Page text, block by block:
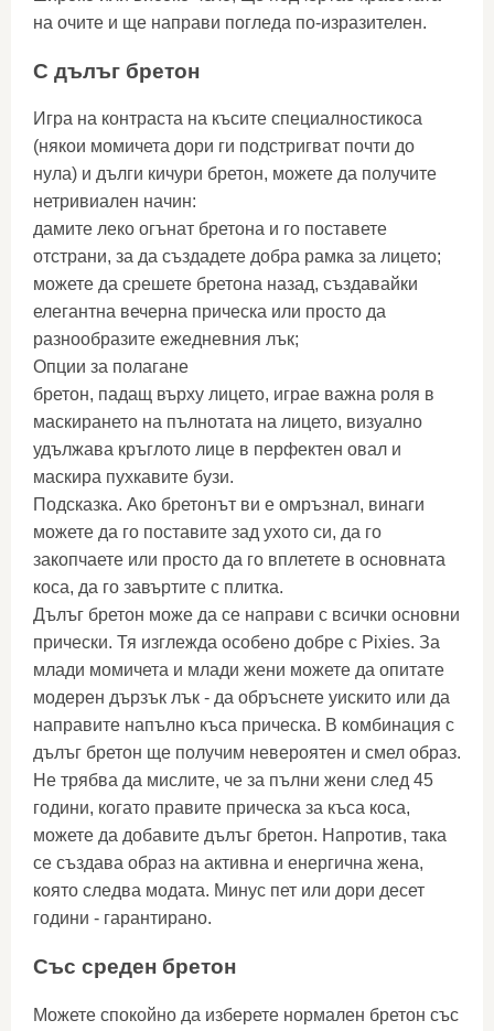
на очите и ще направи погледа по-изразителен.
С дълъг бретон
Игра на контраста на късите специалностикоса
(някои момичета дори ги подстригват почти до
нула) и дълги кичури бретон, можете да получите
нетривиален начин:
дамите леко огънат бретона и го поставете
отстрани, за да създадете добра рамка за лицето;
можете да срешете бретона назад, създавайки
елегантна вечерна прическа или просто да
разнообразите ежедневния лък;
Опции за полагане
бретон, падащ върху лицето, играе важна роля в
маскирането на пълнотата на лицето, визуално
удължава кръглото лице в перфектен овал и
маскира пухкавите бузи.
Подсказка. Ако бретонът ви е омръзнал, винаги
можете да го поставите зад ухото си, да го
закопчаете или просто да го вплетете в основната
коса, да го завъртите с плитка.
Дълъг бретон може да се направи с всички основни
прически. Тя изглежда особено добре с Pixies. За
млади момичета и млади жени можете да опитате
модерен дързък лък - да обръснете уискито или да
направите напълно къса прическа. В комбинация с
дълъг бретон ще получим невероятен и смел образ.
Не трябва да мислите, че за пълни жени след 45
години, когато правите прическа за къса коса,
можете да добавите дълъг бретон. Напротив, така
се създава образ на активна и енергична жена,
която следва модата. Минус пет или дори десет
години - гарантирано.
Със среден бретон
Можете спокойно да изберете нормален бретон със